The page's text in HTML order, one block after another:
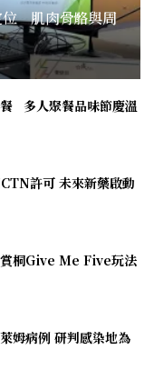
位 肌肉骨骼與周
多人聚餐品味節慶溫
許可 未來新藥啟動
桐Give Me Five玩法
姆病例 研判感染地為